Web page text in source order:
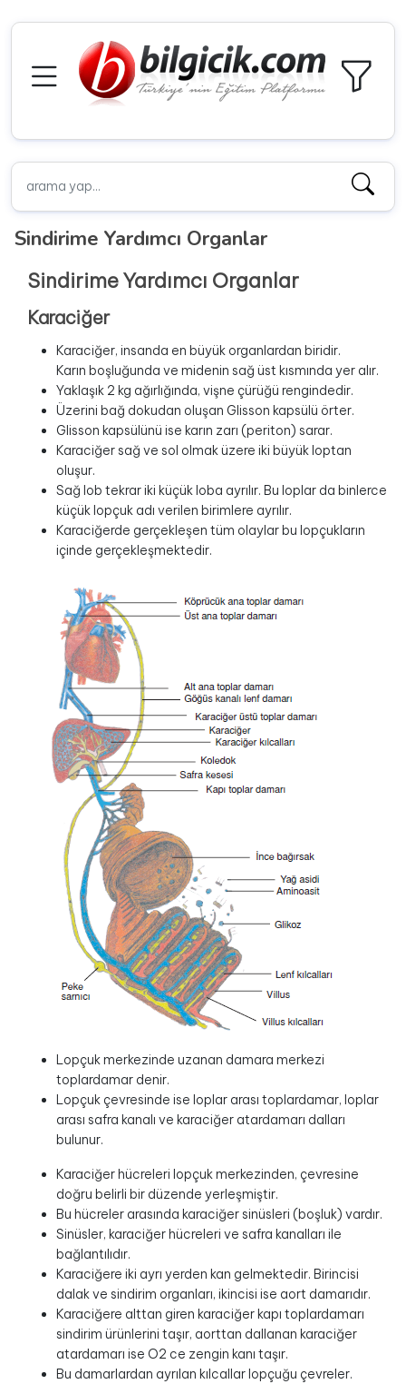
Sindirime Yardımcı Organlar
Sindirime Yardımcı Organlar
Karaciğer
Karaciğer, insanda en büyük organlardan biridir.
Karın boşluğunda ve midenin sağ üst kısmında yer alır.
Yaklaşık 2 kg ağırlığında, vişne çürüğü rengindedir.
Üzerini bağ dokudan oluşan Glisson kapsülü örter.
Glisson kapsülünü ise karın zarı (periton) sarar.
Karaciğer sağ ve sol olmak üzere iki büyük loptan
oluşur.
Sağ lob tekrar iki küçük loba ayrılır. Bu loplar da binlerce
küçük lopçuk adı verilen birimlere ayrılır.
Karaciğerde gerçekleşen tüm olaylar bu lopçukların
içinde gerçekleşmektedir.
Lopçuk merkezinde uzanan damara merkezi
toplardamar denir.
Lopçuk çevresinde ise loplar arası toplardamar, loplar
arası safra kanalı ve karaciğer atardamarı dalları
bulunur.
Karaciğer hücreleri lopçuk merkezinden, çevresine
doğru belirli bir düzende yerleşmiştir.
Bu hücreler arasında karaciğer sinüsleri (boşluk) vardır.
Sinüsler, karaciğer hücreleri ve safra kanalları ile
bağlantılıdır.
Karaciğere iki ayrı yerden kan gelmektedir. Birincisi
dalak ve sindirim organları, ikincisi ise aort damarıdır.
Karaciğere alttan giren karaciğer kapı toplardamarı
sindirim ürünlerini taşır, aorttan dallanan karaciğer
atardamarı ise O2 ce zengin kanı taşır.
Bu damarlardan ayrılan kılcallar lopçuğu çevreler.